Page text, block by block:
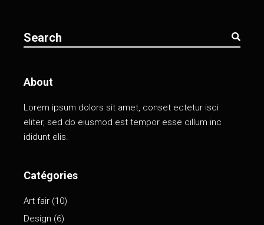
publications
for:
About
Lorem ipsum dolors sit amet, conset ectetur isci
eliter, sed do eiusmod est tempor esse cillum inc
ididunt elis.
Catégories
Art fair (10)
Design (6)